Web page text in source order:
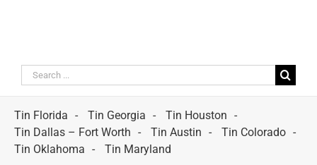
Search
for:
Tin Florida
Tin Georgia
Tin Houston
Tin Dallas – Fort Worth
Tin Austin
Tin Colorado
Tin Oklahoma
Tin Maryland